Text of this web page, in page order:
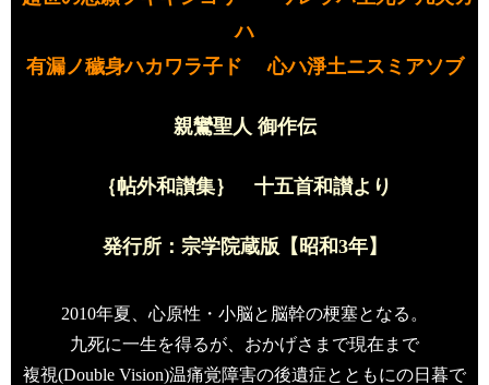
ハ
有漏ノ穢身ハカワラ子ド 心ハ淨土ニスミアソブ
親鸞聖人 御作伝
｛帖外和讃集｝ 十五首和讃より
発行所：宗学院蔵版【昭和3年】
2010年夏、心原性・小脳と脳幹の梗塞となる。
九死に一生を得るが、おかげさまで現在まで
複視(Double Vision)温痛覚障害の後遺症とともにの日暮で